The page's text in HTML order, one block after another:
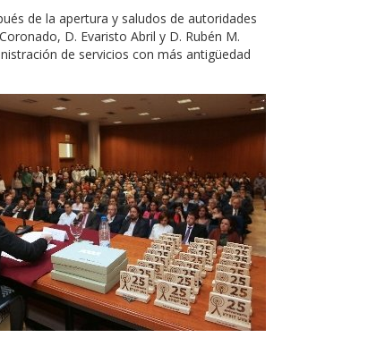
de la apertura y saludos de autoridades
D. Evaristo Abril y D. Rubén M.
de servicios con más antigüedad